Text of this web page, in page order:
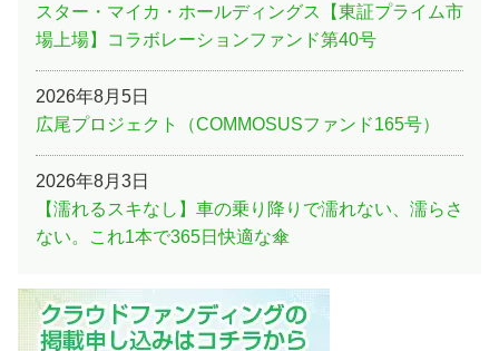
スター・マイカ・ホールディングス【東証プライム市
場上場】コラボレーションファンド第40号
2026年8月5日
広尾プロジェクト（COMMOSUSファンド165号）
2026年8月3日
【濡れるスキなし】車の乗り降りで濡れない、濡らさ
ない。これ1本で365日快適な傘